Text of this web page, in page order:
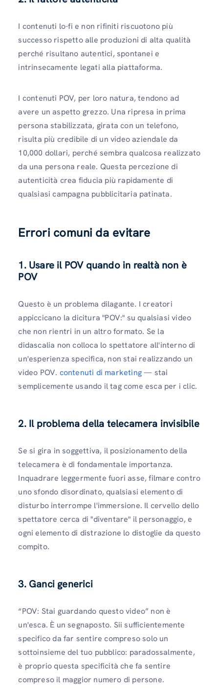
I contenuti lo-fi e non rifiniti riscuotono più
successo rispetto alle produzioni di alta qualità
perché risultano autentici, spontanei e
intrinsecamente legati alla piattaforma.
I contenuti POV, per loro natura, tendono ad
avere un aspetto grezzo. Una ripresa in prima
persona stabilizzata, girata con un telefono,
risulta più credibile di un video aziendale da
10,000 dollari, perché sembra qualcosa realizzato
da una persona reale. Questa percezione di
autenticità crea fiducia più rapidamente di
qualsiasi campagna pubblicitaria patinata.
Errori comuni da evitare
1. Usare il POV quando in realtà non è
POV
Questo è un problema dilagante. I creatori
appiccicano la dicitura "POV:" su qualsiasi video
che non rientri in un altro formato. Se la
didascalia non colloca lo spettatore all'interno di
un'esperienza specifica, non stai realizzando un
video POV. contenuti di marketing— stai
semplicemente usando il tag come esca per i clic.
2. Il problema della telecamera invisibile
Se si gira in soggettiva, il posizionamento della
telecamera è di fondamentale importanza.
Inquadrare leggermente fuori asse, filmare contro
uno sfondo disordinato, qualsiasi elemento di
disturbo interrompe l'immersione. Il cervello dello
spettatore cerca di "diventare" il personaggio, e
ogni elemento di distrazione lo distoglie da questo
compito.
3. Ganci generici
“POV: Stai guardando questo video” non è
un'esca. È un segnaposto. Sii sufficientemente
specifico da far sentire compreso solo un
sottoinsieme del tuo pubblico: paradossalmente,
è proprio questa specificità che fa sentire
compreso il maggior numero di persone.